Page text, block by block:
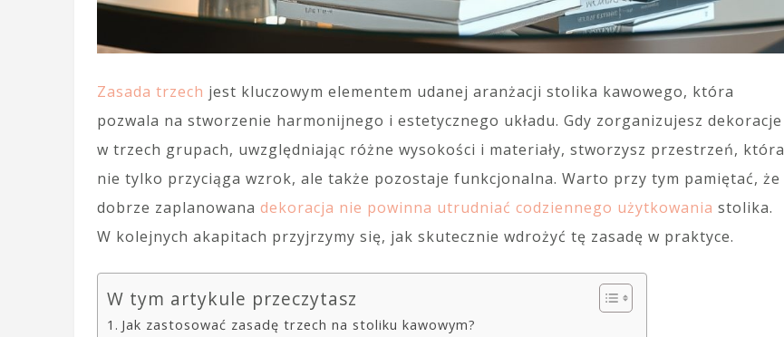
Zasada trzech jest kluczowym elementem udanej aranżacji stolika kawowego, która
pozwala na stworzenie harmonijnego i estetycznego układu. Gdy zorganizujesz dekoracje
w trzech grupach, uwzględniając różne wysokości i materiały, stworzysz przestrzeń, która
nie tylko przyciąga wzrok, ale także pozostaje funkcjonalna. Warto przy tym pamiętać, że
dobrze zaplanowana dekoracja nie powinna utrudniać codziennego użytkowania stolika.
W kolejnych akapitach przyjrzymy się, jak skutecznie wdrożyć tę zasadę w praktyce.
W tym artykule przeczytasz
Jak zastosować zasadę trzech na stoliku kawowym?